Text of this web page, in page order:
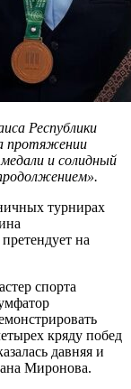
Республики
протяжении
и солидный
турнирах
на
спорта
кряду побед
давняя и
Миронова.